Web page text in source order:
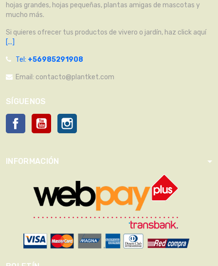
hojas grandes, hojas pequeñas, plantas amigas de mascotas y
mucho más.
Si quieres ofrecer tus productos de vivero o jardín, haz click aquí
[...]
Tel: +56985291908
Email: contacto@plantket.com
SÍGUENOS
Facebook YouTube
INFORMACIÓN